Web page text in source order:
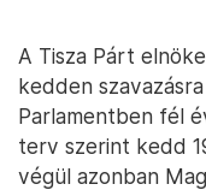
A Tisza Párt
kedden
Parlamentben fél
terv szerint kedd
végül azonban